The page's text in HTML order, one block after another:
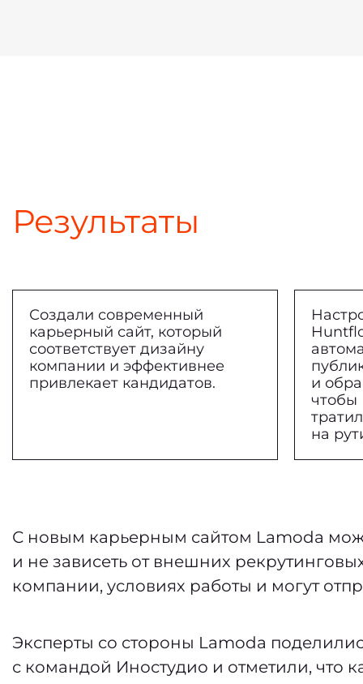
Результаты
Создали современный
карьерный сайт, который
соответствует дизайну
компании и эффективнее
привлекает кандидатов.
и
чтобы
на
С новым карьерным сайтом Lamoda
и не зависеть от внешних
компании, условиях работы и могут
Эксперты со стороны Lamoda
с командой Иностудио и отметили, что